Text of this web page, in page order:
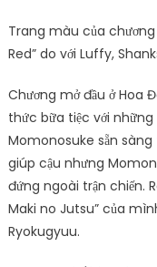
Trang màu của
Red” do với Luffy,
Chương mở đầu ở Hoa
thức bữa tiệc với
Momonosuke sẵn
giúp cậu nhưng
đứng ngoài trận chiến.
Maki no Jutsu” của
Ryokugyuu.